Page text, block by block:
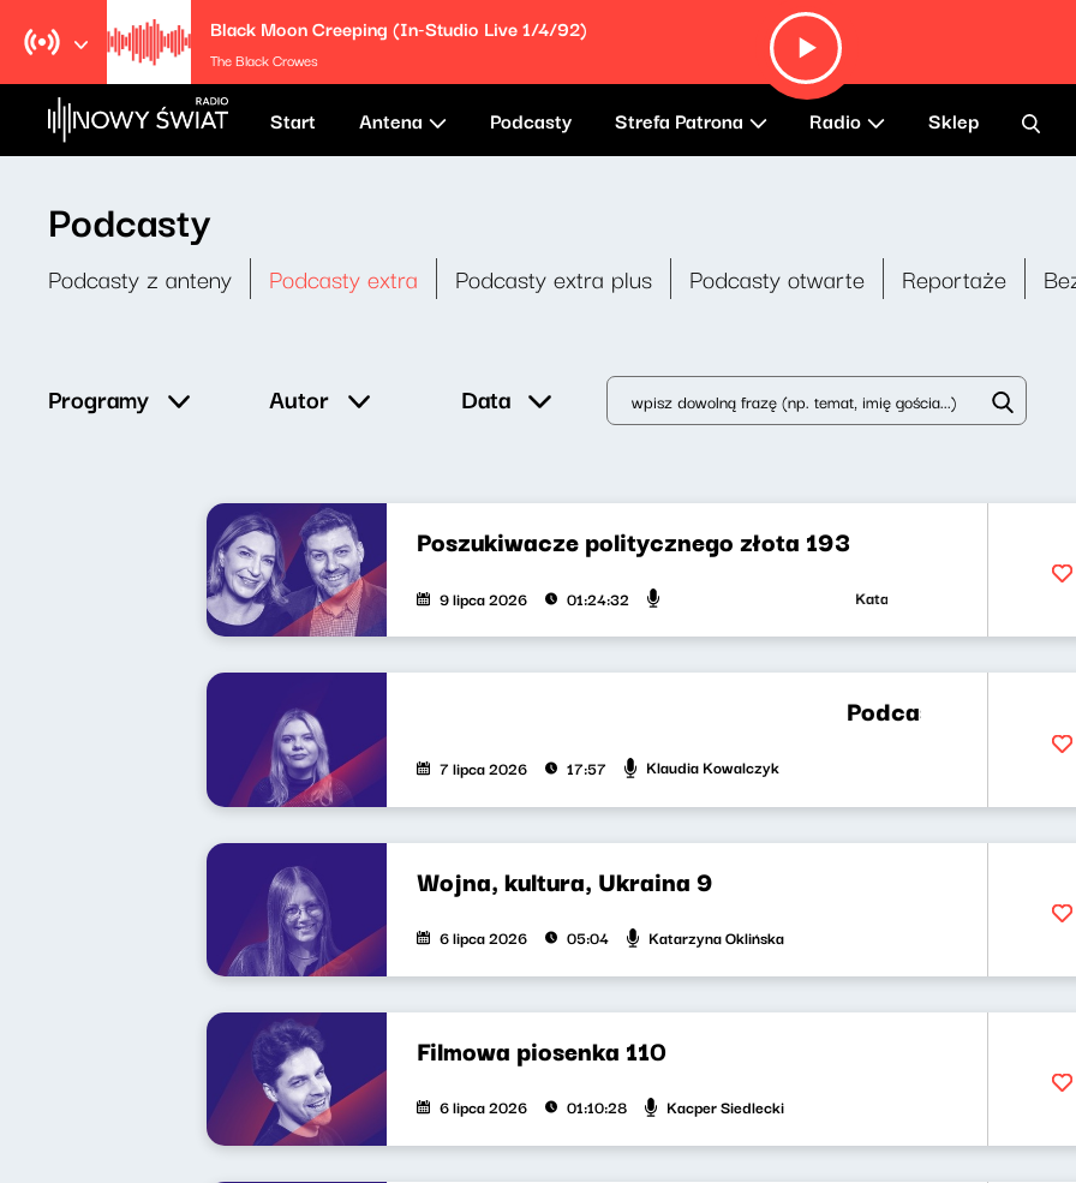
Black Moon Creeping (In-Studio Live 1/4/92)
The Black Crowes
Start Antena Podcasty Strefa Patrona Radio Sklep
Podcasty
Podcasty z anteny Podcasty extra Podcasty extra plus Podcasty otwarte Reportaże
Programy Autor Data
Poszukiwacze politycznego złota 193
9 lipca 2026 01:24:32 Katarzyna Kasia, Klaudiusz
Podcast Lekko
7 lipca 2026 17:57 Klaudia Kowalczyk
Wojna, kultura, Ukraina 9
6 lipca 2026 05:04 Katarzyna Oklińska
Filmowa piosenka 110
6 lipca 2026 01:10:28 Kacper Siedlecki